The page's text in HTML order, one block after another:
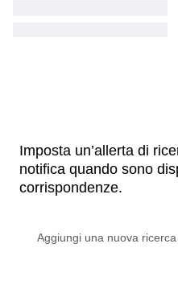
Imposta un’allerta di
notifica quando sono
corrispondenze.